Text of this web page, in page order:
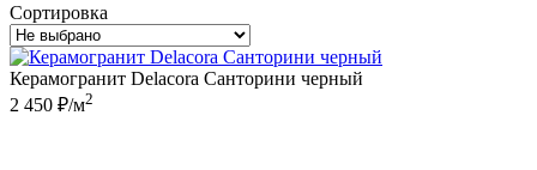
Сортировка
Керамогранит Delacora Санторини черный
2 450 ₽/м2